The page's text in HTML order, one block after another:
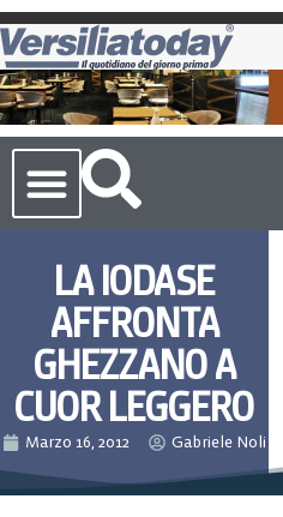
LA IODASE
AFFRONTA
GHEZZANO A
CUOR LEGGERO
Marzo 16, 2012 Gabriele Noli